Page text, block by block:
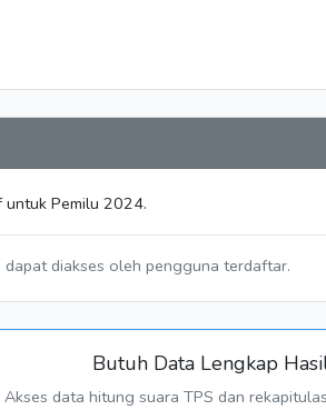
untuk Pemilu 2024.
diakses oleh pengguna terdaftar.
Butuh Data Lengkap
Akses data hitung suara TPS dan